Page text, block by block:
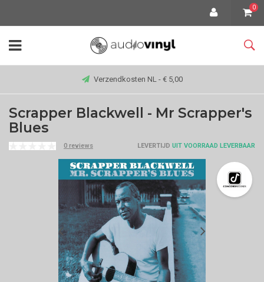
0
Verzendkosten NL - € 5,00
Scrapper Blackwell - Mr Scrapper's
Blues
0 reviews LEVERTIJD UIT VOORRAAD LEVERBAAR